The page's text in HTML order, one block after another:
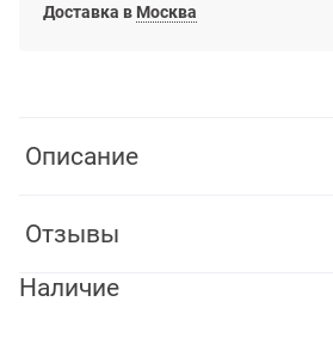
Доставка в Москва
Описание
Отзывы
Наличие